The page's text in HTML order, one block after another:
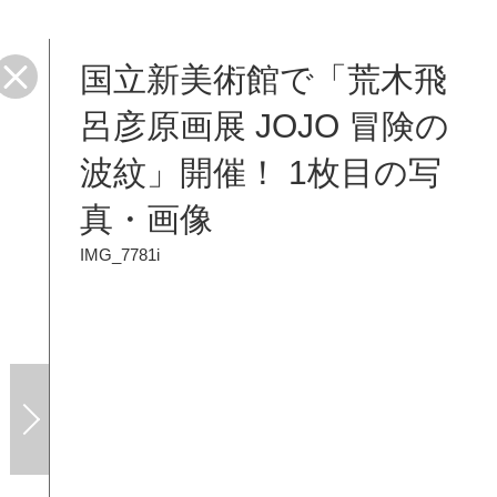
国立新美術館で「荒木飛
呂彦原画展 JOJO 冒険の
波紋」開催！ 1枚目の写
真・画像
IMG_7781i